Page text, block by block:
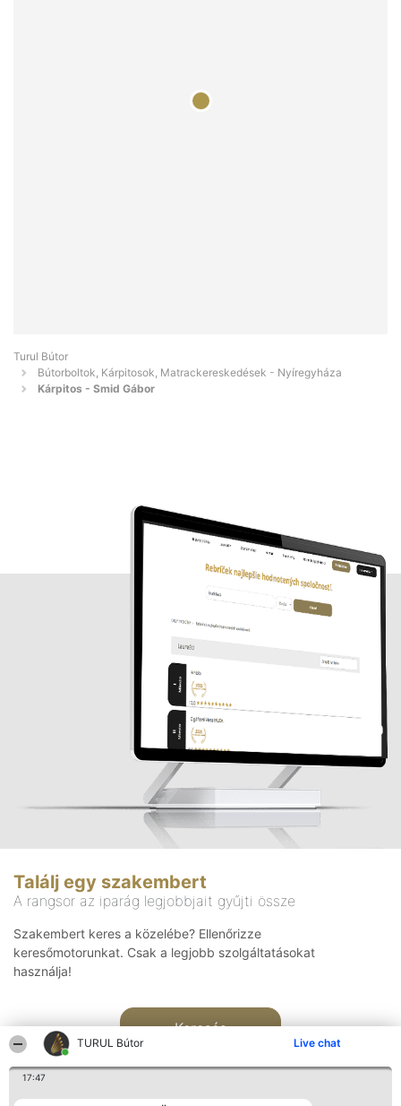
TURUL Bútor Live chat
17:47
Turul Bútor
Bútorboltok, Kárpitosok, Matrackereskedések - Nyíregyháza
Kárpitos - Smid Gábor
Találj egy szakembert
A rangsor az iparág legjobbjait gyűjti össze
Szakembert keres a közelébe? Ellenőrizze
keresőmotorunkat. Csak a legjobb szolgáltatásokat
használja!
Keresés